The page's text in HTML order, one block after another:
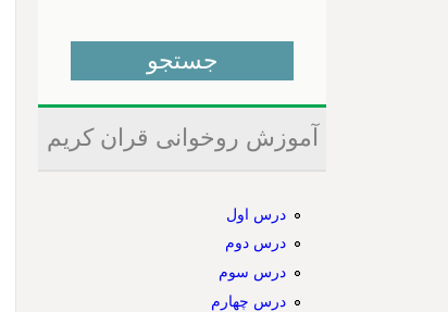
آموزش روخوانی قران کریم
درس اول
درس دوم
درس سوم
درس چهارم